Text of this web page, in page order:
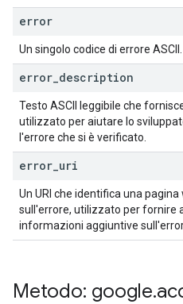
error
Un singolo codice di errore ASCII.
error description
Testo ASCII leggibile che
utilizzato per aiutare lo
l'errore che si è verificato.
error uri
Un URI che identifica una
sull'errore, utilizzato per fornire
informazioni aggiuntive
Metodo: google.